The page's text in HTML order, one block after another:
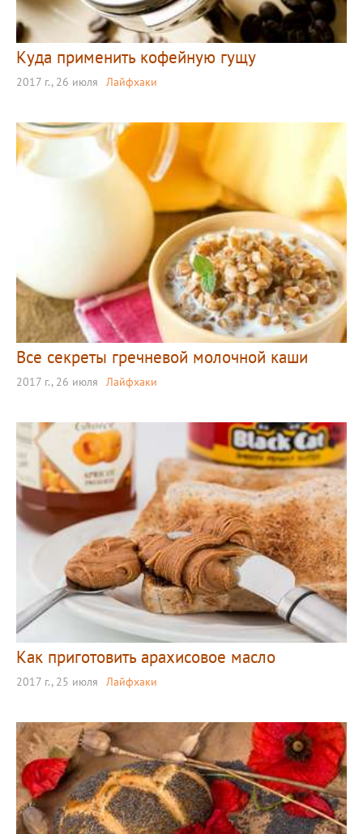
Куда применить кофейную гущу
2017 г., 26 июля Лайфхаки
Все секреты гречневой молочной каши
2017 г., 26 июля Лайфхаки
Как приготовить арахисовое масло
2017 г., 25 июля Лайфхаки